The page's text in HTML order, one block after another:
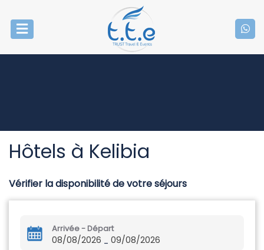
Hôtels à Kelibia
Vérifier la disponibilité de votre séjours
Arrivée - Départ
08/08/2026 - 09/08/2026